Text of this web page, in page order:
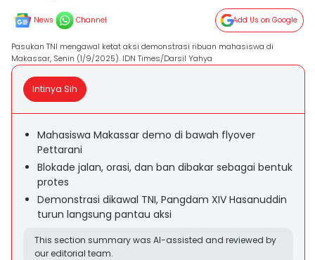
News Channel Add Us on Google
Pasukan TNI mengawal ketat aksi demonstrasi ribuan mahasiswa di
Makassar, Senin (1/9/2025). IDN Times/Darsil Yahya
Intinya Sih
Mahasiswa Makassar demo di bawah flyover
Pettarani
Blokade jalan, orasi, dan ban dibakar sebagai bentuk
protes
Demonstrasi dikawal TNI, Pangdam XIV Hasanuddin
turun langsung pantau aksi
This section summary was AI-assisted and reviewed by
our editorial team.